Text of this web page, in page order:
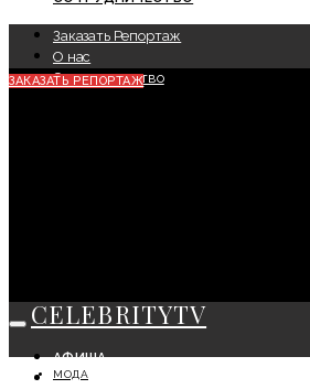
Заказать Репортаж
О нас
Сотрудничество
ЗАКАЗАТЬ РЕПОРТАЖ
CELEBRITYTV
АФИША
СОБЫТИЯ
МОДА